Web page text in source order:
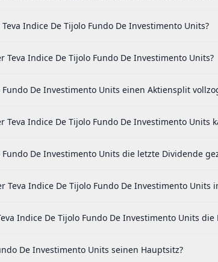
Indice De Tijolo Fundo De Investimento Units?
Indice De Tijolo Fundo De Investimento Units?
De Investimento Units einen Aktiensplit
Teva Indice De Tijolo Fundo De Investimento
De Investimento Units die letzte Dividende
Indice De Tijolo Fundo De Investimento Units
Indice De Tijolo Fundo De Investimento Units die
De Investimento Units seinen Hauptsitz?